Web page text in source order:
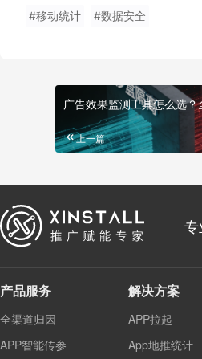
#移动统计 #数据安全
广告效果监测工具怎么选
上一篇
产品服务
全渠道归因
APP智能传参
解决方案
APP拉起
App地推统计